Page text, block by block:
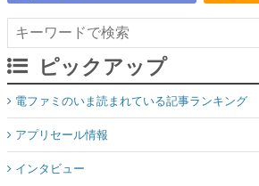
ピックアップ
電ファミのいま読まれている記事ランキング
アプリセール情報
インタビュー